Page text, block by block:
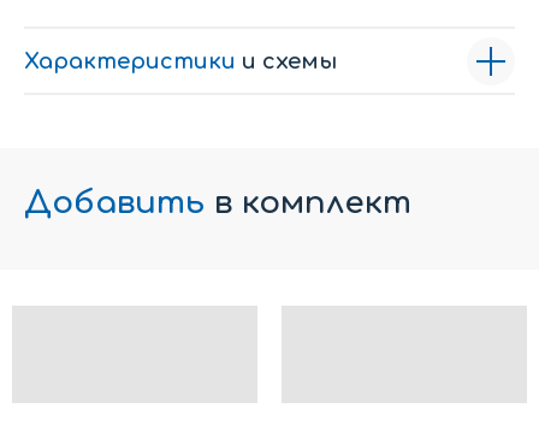
Характеристики и схемы
Добавить в комплект